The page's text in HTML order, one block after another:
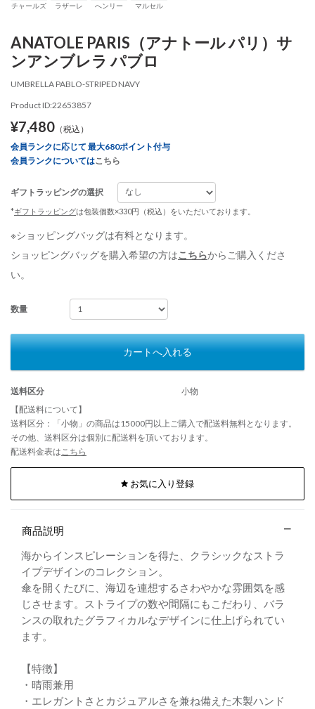
チャールズ ラザーレ へンリー マルセル
ANATOLE PARIS（アナトール パリ）サ
ンアンブレラ パブロ
UMBRELLA PABLO-STRIPED NAVY
Product ID:22653857
¥7,480 （税込）
会員ランクに応じて 最大680ポイント付与
会員ランクについてはこちら
ギフトラッピングの選択
*ギフトラッピングは包装個数×330円（税込）をいただいております。
※ショッピングバッグは有料となります。
ショッピングバッグを購入希望の方はこちらからご購入くださ
い。
数量
カートへ入れる
送料区分
小物
【配送料について】
送料区分：「小物」の商品は15000円以上ご購入で配送料無料となります。
その他、送料区分は個別に配送料を頂いております。
配送料金表は こちら
お気に入り登録
商品説明
海からインスピレーションを得た、クラシックなストラ
イプデザインのコレクション。
傘を開くたびに、海辺を連想するさわやかな雰囲気を感
じさせます。ストライプの数や間隔にもこだわり、バラ
ンスの取れたグラフィカルなデザインに仕上げられてい
ます。
【特徴】
・晴雨兼用
・エレガントさとカジュアルさを兼ね備えた木製ハンド